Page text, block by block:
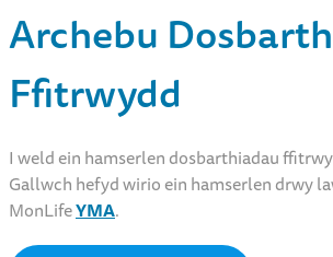
Archebu
Ffitrwydd
I weld ein hamserlen dosbarthiadau
Gallwch hefyd wirio ein hamserlen drwy
MonLifeYMA.